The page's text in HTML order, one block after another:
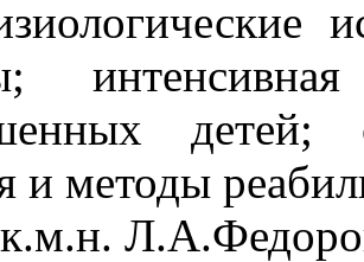
детей;
и методы
к.м.н.